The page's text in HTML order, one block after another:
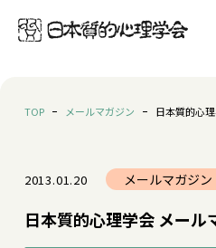
TOP メールマガジン 日本質的心
2013.01.20 メールマガジン
日本質的心理学会 メー